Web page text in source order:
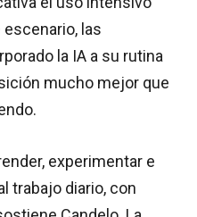
las
la IA a su rutina
mucho mejor que
experimentar e
trabajo diario, con